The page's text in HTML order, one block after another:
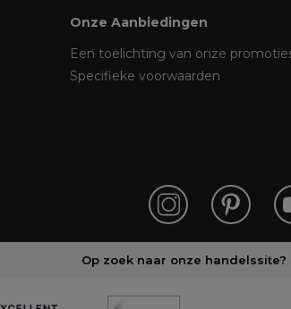
Onze Aanbiedingen
Een toelichting van onze
Specifieke voorwaarden
Op zoek naar onze handelssite?